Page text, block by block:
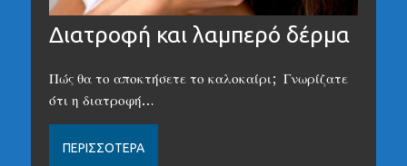
Διατροφή και λαμπερό δέρμα
Πώς θα το αποκτήσετε το καλοκαίρι; Γνωρίζατε
ότι η διατροφή…
ΠΕΡΙΣΣΌΤΕΡΑ